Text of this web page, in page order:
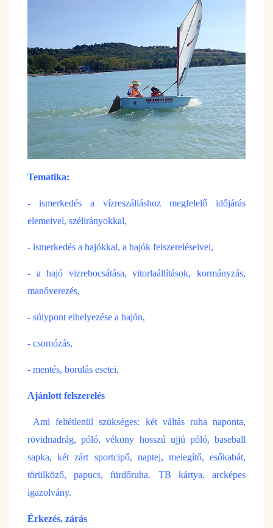
Tematika:
- ismerkedés a vízreszálláshoz megfelelő időjárás
elemeivel, szélirányokkal,
- ismerkedés a hajókkal, a hajók felszereléseivel,
- a hajó vizrebocsátása, vitorlaállítások, kormányzás,
manőverezés,
- súlypont elhelyezése a hajón,
- csomózás,
- mentés, borulás esetei.
Ajánlott felszerelés
Ami feltétlenül szükséges: két váltás ruha naponta,
rövidnadrág, póló, vékony hosszú ujjú póló, baseball
sapka, két zárt sportcipő, naptej, melegítő, esőkabát,
törülköző, papucs, fürdőruha. TB kártya, arcképes
igazolvány.
Érkezés, zárás